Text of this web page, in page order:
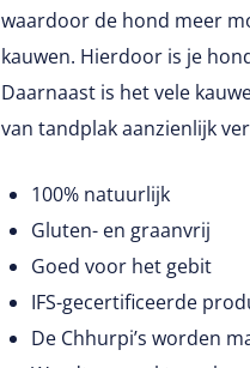
waardoor de hond meer
kauwen. Hierdoor is je
Daarnaast is het vele
van tandplak aanzienlijk
100% natuurlijk
Gluten- en graanvrij
Goed voor het gebit
IFS-gecertificeerde
De Chhurpi’s worden